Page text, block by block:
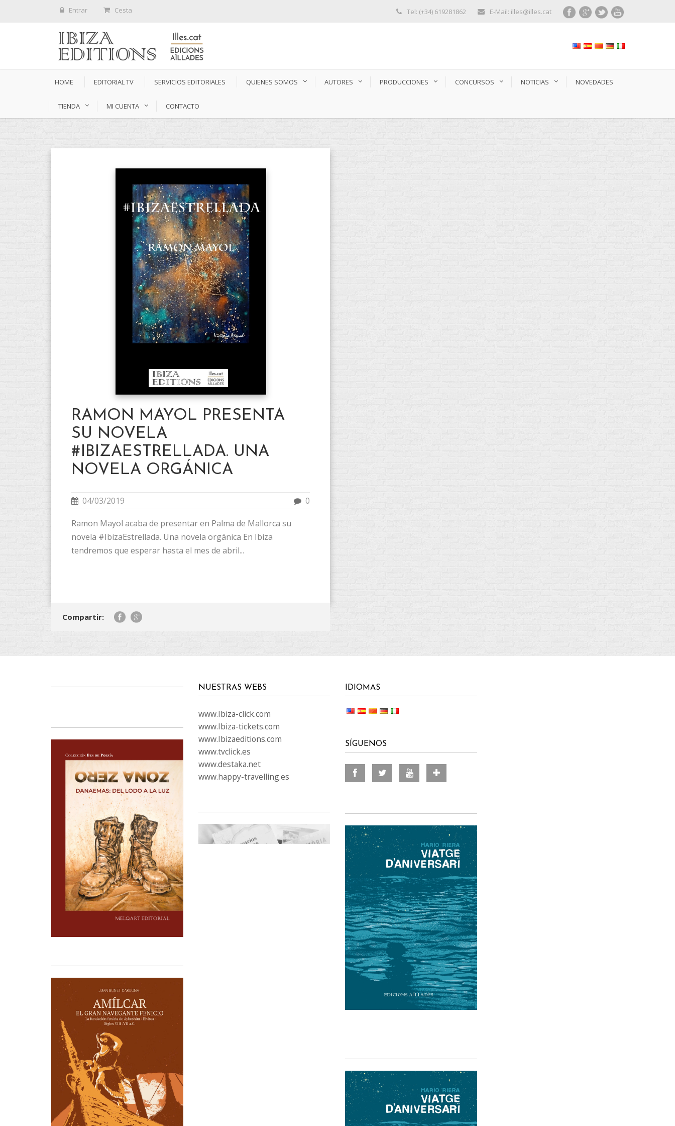
Entrar Cesta Tel: (+34) 619281862 E-Mail: illes@illes.cat
HOME EDITORIAL TV SERVICIOS EDITORIALES QUIENES SOMOS AUTORES PRODUCCIONES CONCURSOS NOTICIAS NOVEDADES
TIENDA MI CUENTA CONTACTO
RAMON MAYOL PRESENTA
SU NOVELA
#IBIZAESTRELLADA. UNA
NOVELA ORGÁNICA
04/03/2019 0
Ramon Mayol acaba de presentar en Palma de Mallorca su
novela #IbizaEstrellada. Una novela orgánica En Ibiza
tendremos que esperar hasta el mes de abril...
Compartir:
NUESTRAS WEBS
www.Ibiza-click.com
www.Ibiza-tickets.com
www.Ibizaeditions.com
www.tvclick.es
www.destaka.net
www.happy-travelling.es
IDIOMAS
SÍGUENOS